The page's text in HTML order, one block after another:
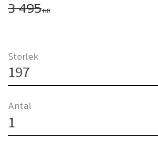
Ordinarie pris:
3 495KR
Storlek
Antal